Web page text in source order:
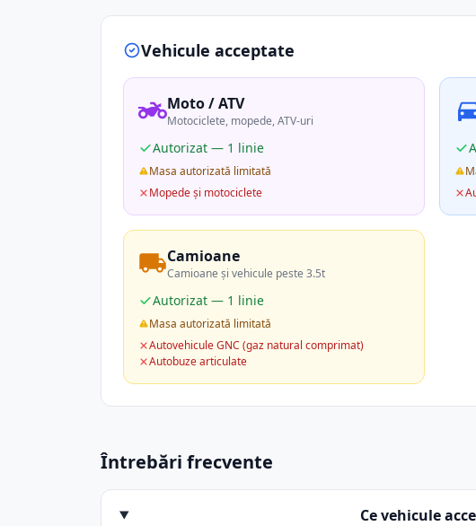
Vehicule acceptate
Moto / ATV
Motociclete, mopede, ATV-uri
Autorizat — 1 linie
Masa autorizată limitată
Mopede și motociclete
Camioane
Camioane și vehicule peste 3.5t
Autorizat — 1 linie
Masa autorizată limitată
Autovehicule GNC (gaz natural comprimat)
Autobuze articulate
Întrebări frecvente
Ce vehicule